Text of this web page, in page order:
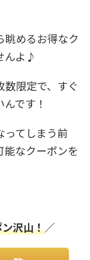
眺めるお得なク
んよ♪
限定で、すぐ
です！
ってしまう前
能なクーポンを
沢山！／